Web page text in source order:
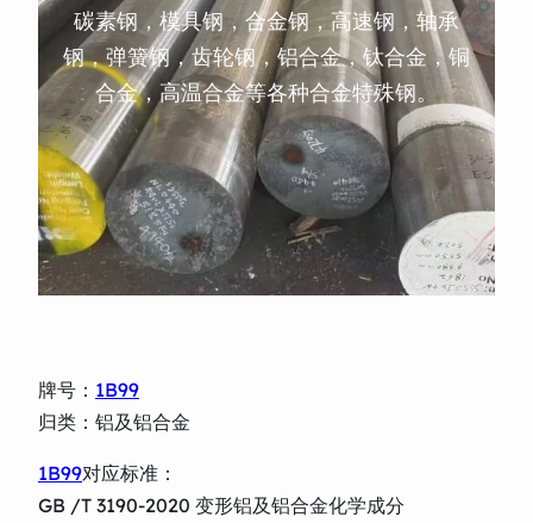
碳素钢，模具钢，合金钢，高速钢，轴承
钢，弹簧钢，齿轮钢，铝合金，钛合金，铜
合金，高温合金等各种合金特殊钢。
牌号： 1B99
归类：铝及铝合金
1B99对应标准：
GB /T 3190-2020 变形铝及铝合金化学成分